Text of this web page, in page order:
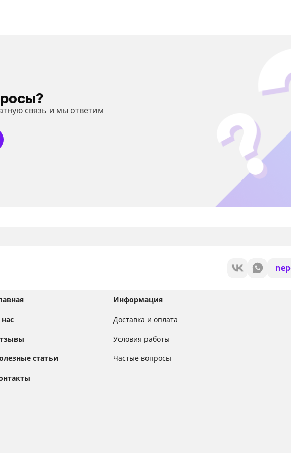
связь и мы ответим
статьи
Информация
Доставка и оплата
Условия работы
Частые вопросы
для